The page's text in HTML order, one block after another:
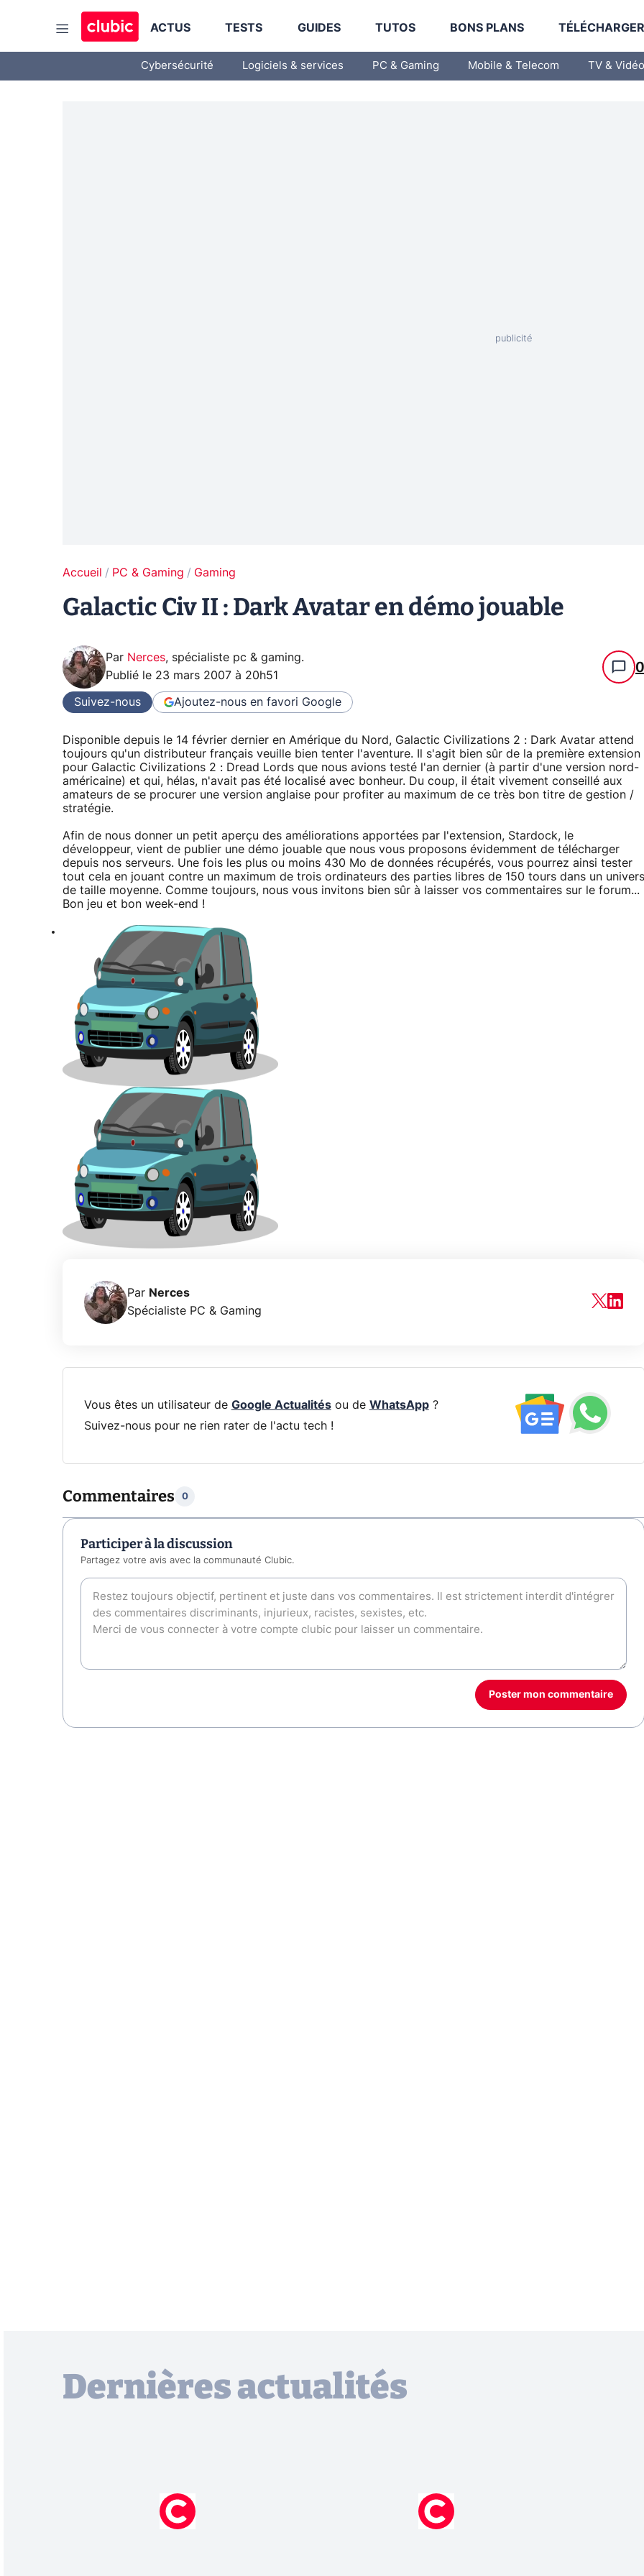
ACTUS TESTS GUIDES TUTOS BONS PLANS
Cybersécurité Logiciels & services PC & Gaming Mobile & Telecom TV & Vidéo
Accueil PC & Gaming Gaming
Galactic Civ II : Dark Avatar en démo jouable
Par Nerces, spécialiste pc & gaming.
Publié le 23 mars 2007 à 20h51 0
Suivez-nous Ajoutez-nous en favori Google
Disponible depuis le 14 février dernier en Amérique du Nord, Galactic Civilizations 2 : Dark Avatar attend
toujours qu'un distributeur français veuille bien tenter l'aventure. Il s'agit bien sûr de la première extension
pour Galactic Civilizations 2 : Dread Lords que nous avions testé l'an dernier (à partir d'une version nord-
américaine) et qui, hélas, n'avait pas été localisé avec bonheur. Du coup, il était vivement conseillé aux
amateurs de se procurer une version anglaise pour profiter au maximum de ce très bon titre de gestion /
stratégie.
Afin de nous donner un petit aperçu des améliorations apportées par l'extension, Stardock, le
développeur, vient de publier une démo jouable que nous vous proposons évidemment de télécharger
depuis nos serveurs. Une fois les plus ou moins 430 Mo de données récupérés, vous pourrez ainsi tester
tout cela en jouant contre un maximum de trois ordinateurs des parties libres de 150 tours dans un univers
de taille moyenne. Comme toujours, nous vous invitons bien sûr à laisser vos commentaires sur le forum...
Bon jeu et bon week-end !
Par Nerces
Spécialiste PC & Gaming
Vous êtes un utilisateur de Google Actualitésou de WhatsApp?
Suivez-nous pour ne rien rater de l'actu tech !
Commentaires 0
Participer à la discussion
Partagez votre avis avec la communauté Clubic.
Poster mon commentaire
Dernières actualités